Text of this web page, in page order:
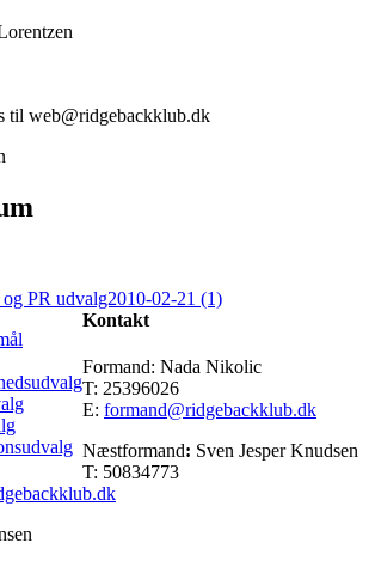
til web@ridgebackklub.dk
PR udvalg2010-02-21 (1)
Kontakt
Formand: Nada Nikolic
T: 25396026
E: formand@ridgebackklub.dk
Næstformand: Sven Jesper Knudsen
T: 50834773